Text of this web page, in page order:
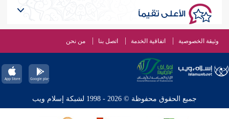
الأعلى تقيماً
وثيقة الخصوصية اتفاقية الخدمة اتصل بنا من نحن
جميع الحقوق محفوظة © 2026 - 1998 لشبكة إسلام ويب